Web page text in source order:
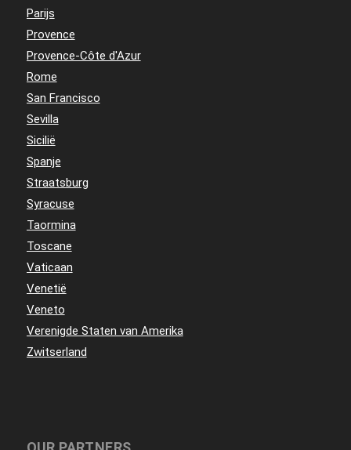
Parijs
Provence
Provence-Côte d'Azur
Rome
San Francisco
Sevilla
Sicilië
Spanje
Straatsburg
Syracuse
Taormina
Toscane
Vaticaan
Venetië
Veneto
Verenigde Staten van Amerika
Zwitserland